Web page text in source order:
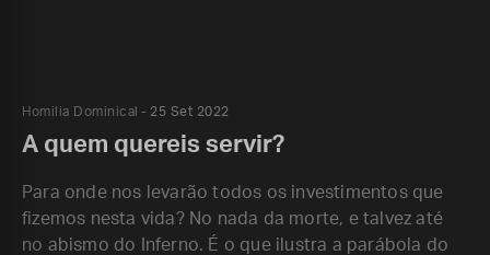
Homilia Dominical 25 Set 2022
A quem quereis servir?
Para onde nos levarão todos os investimentos que
fizemos nesta vida? No nada da morte, e talvez até
no abismo do Inferno. É o que ilustra a parábola do